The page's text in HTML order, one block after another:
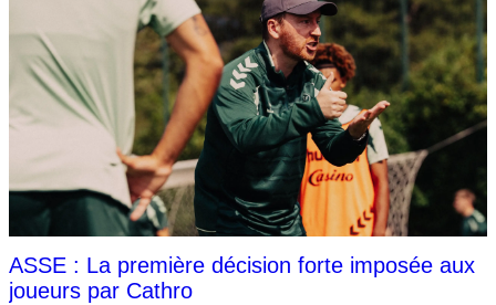
ASSE : La première décision forte imposée aux
joueurs par Cathro